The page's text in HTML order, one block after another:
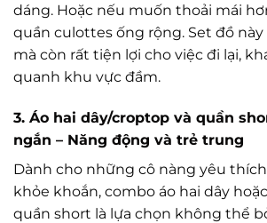
dáng. Hoặc nếu muốn thoải mái
quần culottes ống rộng. Set đồ
mà còn rất tiện lợi cho việc đi lại,
quanh khu vực đầm.
3. Áo hai dây/croptop và quần
ngắn – Năng động và trẻ trung
Dành cho những cô nàng yêu
khỏe khoắn, combo áo hai dây
quần short là lựa chọn không thể